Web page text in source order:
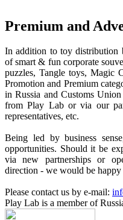
Premium and
In addition to toy distribution
of smart & fun corporate
puzzles, Tangle toys, Magic
Promotion and Premium
in Russia and Customs
from Play Lab or via our
representatives, etc.
Being led by business
opportunities. Should it be
via new partnerships or
direction - we would be
Please contact us by e-mail:
Play Lab is a member of